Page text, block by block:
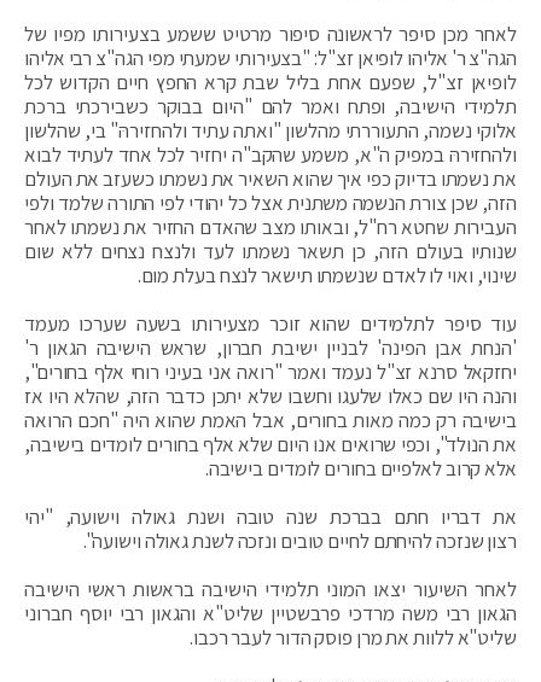
לאחר מכן סיפר לראשונה סיפור מרטיט ששמע בצעירותו מפיו של
הגה"צ ר' אליהו לופיאן זצ"ל: "בצעירותי שמעתי מפי הגה"צ רבי אליהו
לופיאן זצ"ל, שפעם אחת בליל שבת קרא החפץ חיים הקדוש לכל
תלמידי הישיבה, ופתח ואמר להם "היום בבוקר כשבירכתי ברכת
אלוקי נשמה, התעוררתי מהלשון "ואתה עתיד ולהחזירהּ" בי, שהלשון
ולהחזירהּ במפיק ה"א, משמע שהקב"ה יחזיר לכל אחד לעתיד לבוא
את נשמתו בדיוק כפי איך שהוא השאיר את נשמתו כשעזב את העולם
הזה, שכן צורת הנשמה משתנית אצל כל יהודי לפי התורה שלמד ולפי
העבירות שחטא רח"ל, ובאותו מצב שהאדם החזיר את נשמתו לאחר
שנותיו בעולם הזה, כן תשאר נשמתו לעד ולנצח נצחים ללא שום
שינוי, ואוי לו לאדם שנשמתו תישאר לנצח בעלת מום.
עוד סיפר לתלמידים שהוא זוכר מצעירותו בשעה שערכו מעמד
'הנחת אבן הפינה' לבניין ישיבת חברון, שראש הישיבה הגאון ר'
יחזקאל סרנא זצ"ל נעמד ואמר "רואה אני בעיני רוחי אלף בחורים",
והנה היו שם כאלו שלעגו וחשבו שלא יתכן כדבר הזה, שהלא היו אז
בישיבה רק כמה מאות בחורים, אבל האמת שהוא היה "חכם הרואה
את הנולד", וכפי שרואים אנו היום שלא אלף בחורים לומדים בישיבה,
אלא קרוב לאלפיים בחורים לומדים בישיבה.
את דבריו חתם בברכת שנה טובה ושנת גאולה וישועה, "יהי
רצון שנזכה להיחתם לחיים טובים ונזכה לשנת גאולה וישועה".
לאחר השיעור יצאו המוני תלמידי הישיבה בראשות ראשי הישיבה
הגאון רבי משה מרדכי פרבשטיין שליט"א והגאון רבי יוסף חברוני
שליט"א ללוות את מרן פוסק הדור לעבר רכבו.